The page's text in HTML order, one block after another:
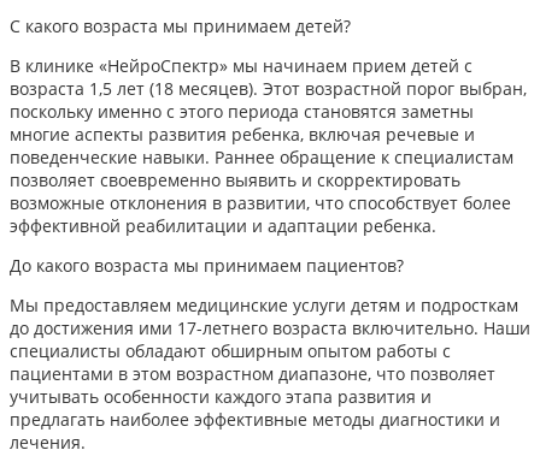
С какого возраста мы принимаем детей?
В клинике «НейроСпектр» мы начинаем прием детей с
возраста 1,5 лет (18 месяцев). Этот возрастной порог выбран,
поскольку именно с этого периода становятся заметны
многие аспекты развития ребенка, включая речевые и
поведенческие навыки. Раннее обращение к специалистам
позволяет своевременно выявить и скорректировать
возможные отклонения в развитии, что способствует более
эффективной реабилитации и адаптации ребенка.​
До какого возраста мы принимаем пациентов?
Мы предоставляем медицинские услуги детям и подросткам
до достижения ими 17-летнего возраста включительно. Наши
специалисты обладают обширным опытом работы с
пациентами в этом возрастном диапазоне, что позволяет
учитывать особенности каждого этапа развития и
предлагать наиболее эффективные методы диагностики и
лечения.​